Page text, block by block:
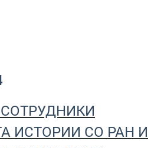
ИСТОРИИ СО РАН И